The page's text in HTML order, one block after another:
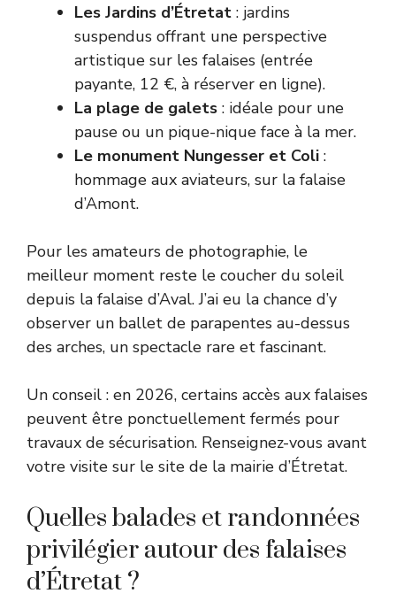
Les Jardins d’Étretat : jardins
suspendus offrant une perspective
artistique sur les falaises (entrée
payante, 12 €, à réserver en ligne).
La plage de galets : idéale pour une
pause ou un pique-nique face à la mer.
Le monument Nungesser et Coli :
hommage aux aviateurs, sur la falaise
d’Amont.
Pour les amateurs de photographie, le
meilleur moment reste le coucher du soleil
depuis la falaise d’Aval. J’ai eu la chance d’y
observer un ballet de parapentes au-dessus
des arches, un spectacle rare et fascinant.
Un conseil : en 2026, certains accès aux falaises
peuvent être ponctuellement fermés pour
travaux de sécurisation. Renseignez-vous avant
votre visite sur le site de la mairie d’Étretat.
Quelles balades et randonnées
privilégier autour des falaises
d’Étretat ?